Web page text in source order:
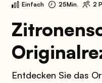
Einfach 25Min. 2
Entdecken Sie das